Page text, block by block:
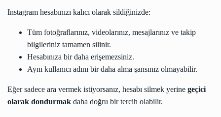
Instagram hesabınızı kalıcı olarak sildiğinizde:
Tüm fotoğraflarınız, videolarınız, mesajlarınız ve takip
bilgileriniz tamamen silinir.
Hesabınıza bir daha erişemezsiniz.
Aynı kullanıcı adını bir daha alma şansınız olmayabilir.
Eğer sadece ara vermek istiyorsanız, hesabı silmek yerine geçici
olarak dondurmak daha doğru bir tercih olabilir.